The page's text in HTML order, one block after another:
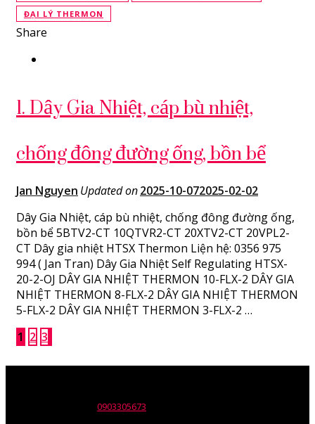
ĐẠI LÝ THERMON
Share
1. Dây Gia Nhiệt, cáp bù nhiệt,
chống đông đường ống, bồn bể
Jan Nguyen Updated on2025-10-072025-02-02
Dây Gia Nhiệt, cáp bù nhiệt, chống đông đường ống,
bồn bể 5BTV2-CT 10QTVR2-CT 20XTV2-CT 20VPL2-
CT Dây gia nhiệt HTSX Thermon Liện hệ: 0356 975
994 ( Jan Tran) Dây Gia Nhiệt Self Regulating HTSX-
20-2-OJ DÂY GIA NHIỆT THERMON 10-FLX-2 DÂY GIA
NHIỆT THERMON 8-FLX-2 DÂY GIA NHIỆT THERMON
5-FLX-2 DÂY GIA NHIỆT THERMON 3-FLX-2 …
Phân
trang
Page
1 Page
2 Page
3
0903305673